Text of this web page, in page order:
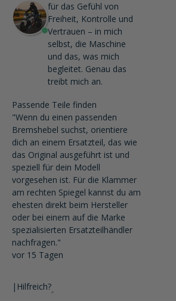
für das Gefühl von
Freiheit, Kontrolle und
Vertrauen – in mich
selbst, die Maschine
und das, was mich
begleitet. Genau das
treibt mich an.
Passende Teile finden
"Wenn du einen passenden
Bremshebel suchst, orientiere
dich an einem Ersatzteil, das wie
das Original ausgeführt ist und
speziell für dein Modell
vorgesehen ist. Für die Klammer
am rechten Spiegel kannst du am
ehesten direkt beim Hersteller
oder bei einem auf die Marke
spezialisierten Ersatzteilhändler
nachfragen."
vor 15 Tagen
| Hilfreich?